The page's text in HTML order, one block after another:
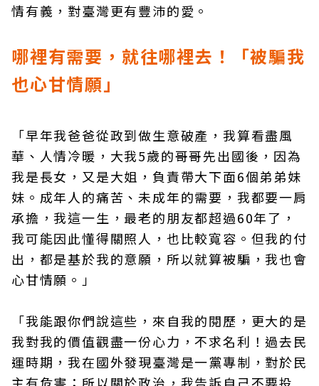
情有義，對臺灣更有豐沛的愛。
哪裡有需要，就往哪裡去！「被騙我
也心甘情願」
「早年我爸爸從政到做生意破產，我算看盡風
華、人情冷暖，大我5歲的哥哥先出國後，因為
我是長女，又是大姐，負責帶大下面6個弟弟妹
妹。成年人的痛苦、未成年的需要，我都要一肩
承擔，我這一生，最老的朋友都超過60年了，
我可能因此懂得關照人，也比較寬容。但我的付
出，都是基於我的意願，所以就算被騙，我也會
心甘情願。」
「我能跟你們說這些，來自我的閱歷，更大的是
我對我的價值觀盡一份心力，不求名利！過去民
運時期，我在國外發現臺灣是一黨專制，對於民